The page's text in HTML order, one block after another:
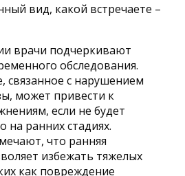
вид, какой встречаете –
врачи подчеркивают
обследования.
связанное с нарушением
может привести к
если не будет
на ранних стадиях.
что ранняя
избежать тяжелых
как повреждение